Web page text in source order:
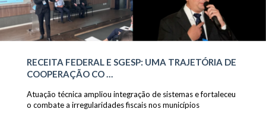
RECEITA FEDERAL E SGESP: UMA TRAJETÓRIA DE
COOPERAÇÃO CO …
Atuação técnica ampliou integração de sistemas e fortaleceu
o combate a irregularidades fiscais nos municípios